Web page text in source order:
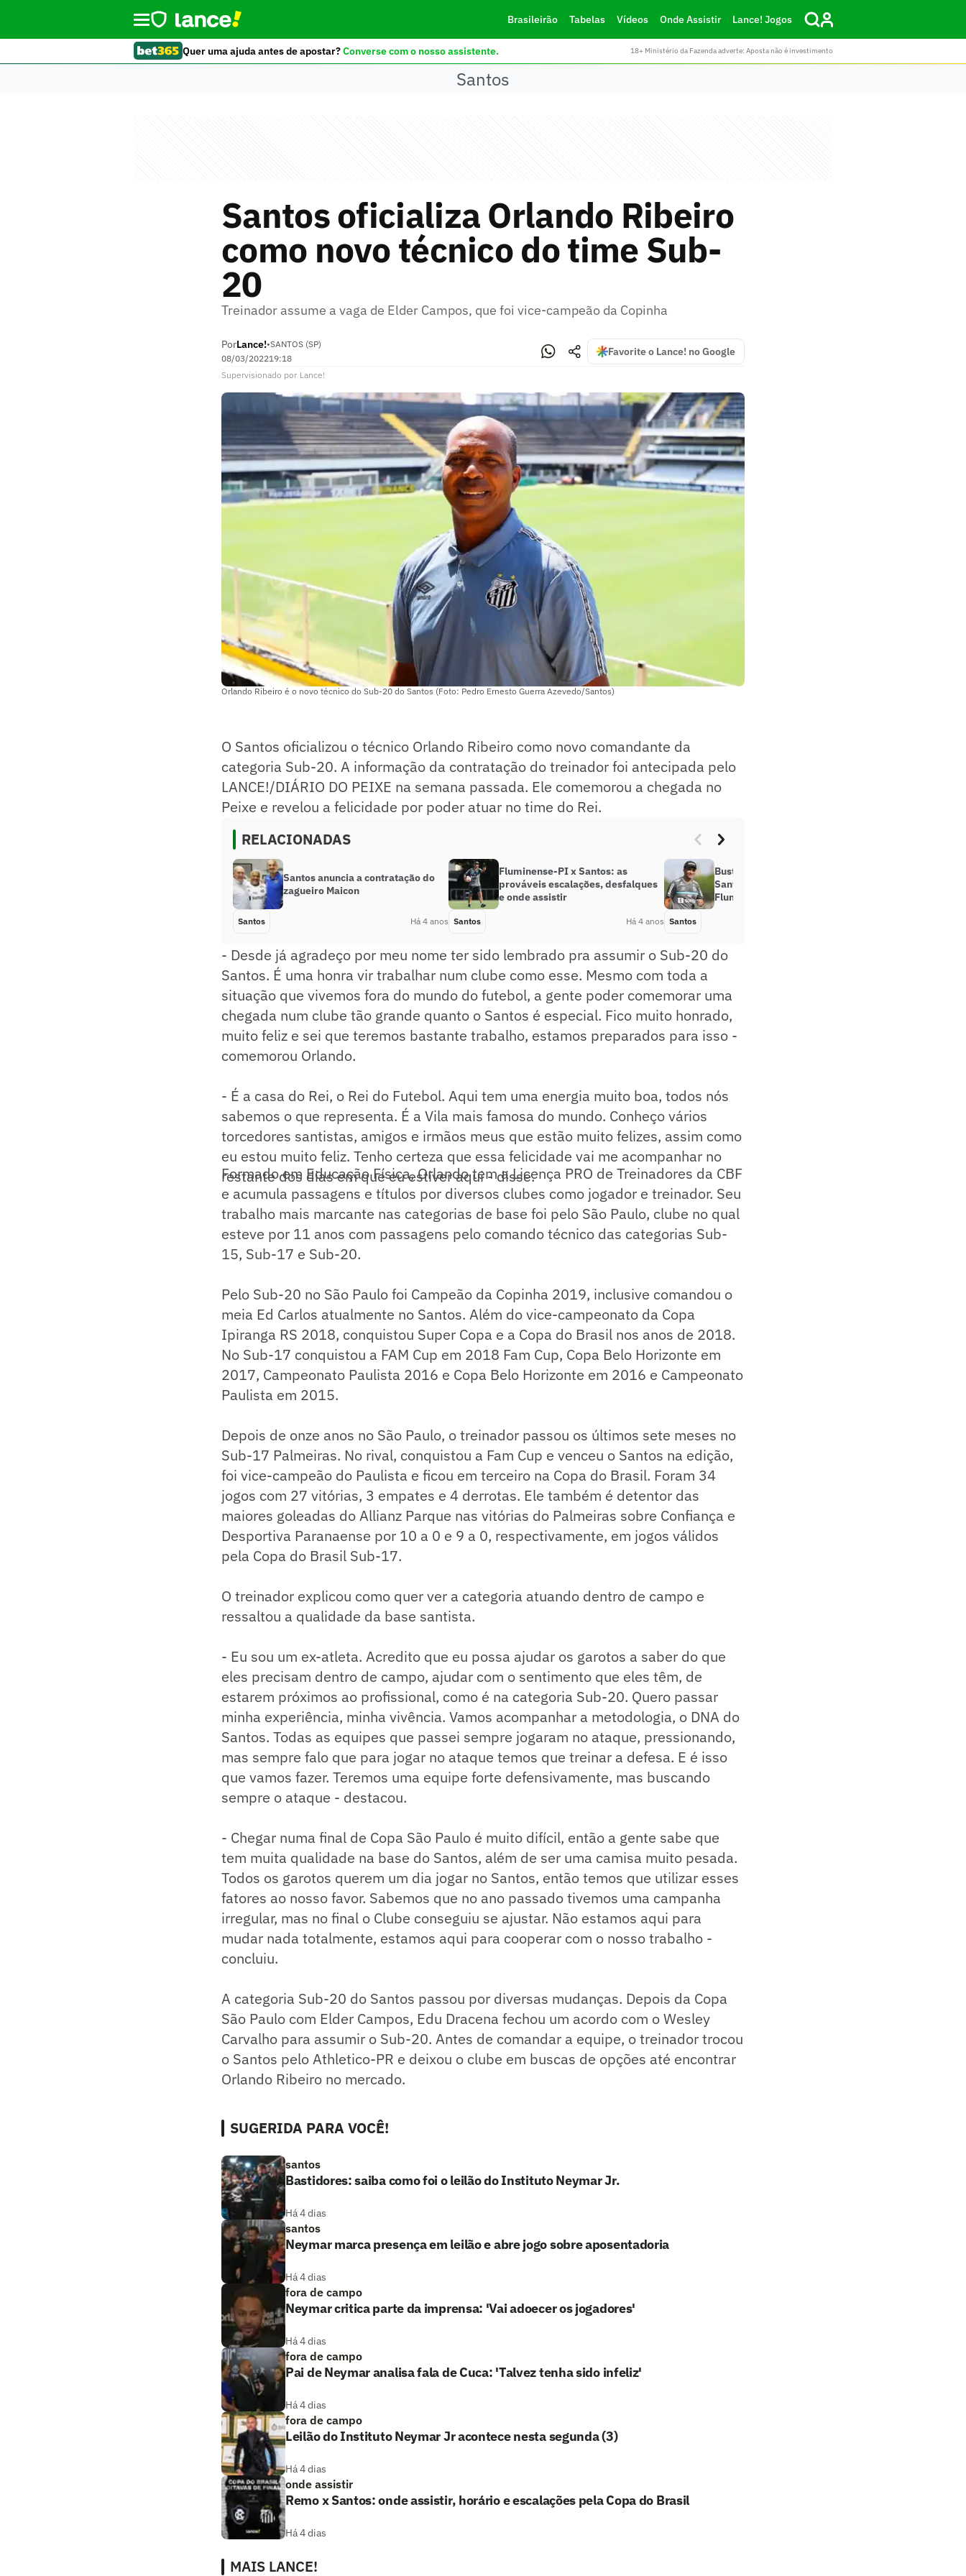
Brasileirão Tabelas Vídeos Onde Assistir Lance! Jogos
Quer uma ajuda antes de apostar?Converse com o nosso assistente. 18+ Ministério da Fazenda adverte: Aposta não é investimento
Santos
Santos oficializa Orlando Ribeiro
como novo técnico do time Sub-
20
Treinador assume a vaga de Elder Campos, que foi vice-campeão da Copinha
PorLance!•SANTOS (SP)
08/03/202219:18
Favorite o Lance! no Google
Supervisionado por Lance!
Orlando Ribeiro é o novo técnico do Sub-20 do Santos (Foto: Pedro Ernesto Guerra Azevedo/Santos)
O Santos oficializou o técnico Orlando Ribeiro como novo comandante da
categoria Sub-20. A informação da contratação do treinador foi antecipada pelo
LANCE!/DIÁRIO DO PEIXE na semana passada. Ele comemorou a chegada no
Peixe e revelou a felicidade por poder atuar no time do Rei.
RELACIONADAS
Santos anuncia a contratação do
zagueiro Maicon
Santos Há 4 anos
Fluminense-PI x Santos: as
prováveis escalações, desfalques
e onde assistir
Santos Há 4 anos
Bustos comanda último treino do
Santos antes do duelo contra o
Fluminense-PI
Santos
- Desde já agradeço por meu nome ter sido lembrado pra assumir o Sub-20 do
Santos. É uma honra vir trabalhar num clube como esse. Mesmo com toda a
situação que vivemos fora do mundo do futebol, a gente poder comemorar uma
chegada num clube tão grande quanto o Santos é especial. Fico muito honrado,
muito feliz e sei que teremos bastante trabalho, estamos preparados para isso -
comemorou Orlando.
- É a casa do Rei, o Rei do Futebol. Aqui tem uma energia muito boa, todos nós
sabemos o que representa. É a Vila mais famosa do mundo. Conheço vários
torcedores santistas, amigos e irmãos meus que estão muito felizes, assim como
eu estou muito feliz. Tenho certeza que essa felicidade vai me acompanhar no
restante dos dias em que eu estiver aqui - disse.
Formado em Educação Física, Orlando tem a Licença PRO de Treinadores da CBF
e acumula passagens e títulos por diversos clubes como jogador e treinador. Seu
trabalho mais marcante nas categorias de base foi pelo São Paulo, clube no qual
esteve por 11 anos com passagens pelo comando técnico das categorias Sub-
15, Sub-17 e Sub-20.
Pelo Sub-20 no São Paulo foi Campeão da Copinha 2019, inclusive comandou o
meia Ed Carlos atualmente no Santos. Além do vice-campeonato da Copa
Ipiranga RS 2018, conquistou Super Copa e a Copa do Brasil nos anos de 2018.
No Sub-17 conquistou a FAM Cup em 2018 Fam Cup, Copa Belo Horizonte em
2017, Campeonato Paulista 2016 e Copa Belo Horizonte em 2016 e Campeonato
Paulista em 2015.
Depois de onze anos no São Paulo, o treinador passou os últimos sete meses no
Sub-17 Palmeiras. No rival, conquistou a Fam Cup e venceu o Santos na edição,
foi vice-campeão do Paulista e ficou em terceiro na Copa do Brasil. Foram 34
jogos com 27 vitórias, 3 empates e 4 derrotas. Ele também é detentor das
maiores goleadas do Allianz Parque nas vitórias do Palmeiras sobre Confiança e
Desportiva Paranaense por 10 a 0 e 9 a 0, respectivamente, em jogos válidos
pela Copa do Brasil Sub-17.
O treinador explicou como quer ver a categoria atuando dentro de campo e
ressaltou a qualidade da base santista.
- Eu sou um ex-atleta. Acredito que eu possa ajudar os garotos a saber do que
eles precisam dentro de campo, ajudar com o sentimento que eles têm, de
estarem próximos ao profissional, como é na categoria Sub-20. Quero passar
minha experiência, minha vivência. Vamos acompanhar a metodologia, o DNA do
Santos. Todas as equipes que passei sempre jogaram no ataque, pressionando,
mas sempre falo que para jogar no ataque temos que treinar a defesa. E é isso
que vamos fazer. Teremos uma equipe forte defensivamente, mas buscando
sempre o ataque - destacou.
- Chegar numa final de Copa São Paulo é muito difícil, então a gente sabe que
tem muita qualidade na base do Santos, além de ser uma camisa muito pesada.
Todos os garotos querem um dia jogar no Santos, então temos que utilizar esses
fatores ao nosso favor. Sabemos que no ano passado tivemos uma campanha
irregular, mas no final o Clube conseguiu se ajustar. Não estamos aqui para
mudar nada totalmente, estamos aqui para cooperar com o nosso trabalho -
concluiu.
A categoria Sub-20 do Santos passou por diversas mudanças. Depois da Copa
São Paulo com Elder Campos, Edu Dracena fechou um acordo com o Wesley
Carvalho para assumir o Sub-20. Antes de comandar a equipe, o treinador trocou
o Santos pelo Athletico-PR e deixou o clube em buscas de opções até encontrar
Orlando Ribeiro no mercado.
SUGERIDA PARA VOCÊ!
santos
Bastidores: saiba como foi o leilão do Instituto Neymar Jr.
Há 4 dias
santos
Neymar marca presença em leilão e abre jogo sobre aposentadoria
Há 4 dias
fora de campo
Neymar critica parte da imprensa: 'Vai adoecer os jogadores'
Há 4 dias
fora de campo
Pai de Neymar analisa fala de Cuca: 'Talvez tenha sido infeliz'
Há 4 dias
fora de campo
Leilão do Instituto Neymar Jr acontece nesta segunda (3)
Há 4 dias
onde assistir
Remo x Santos: onde assistir, horário e escalações pela Copa do Brasil
Há 4 dias
MAIS LANCE!